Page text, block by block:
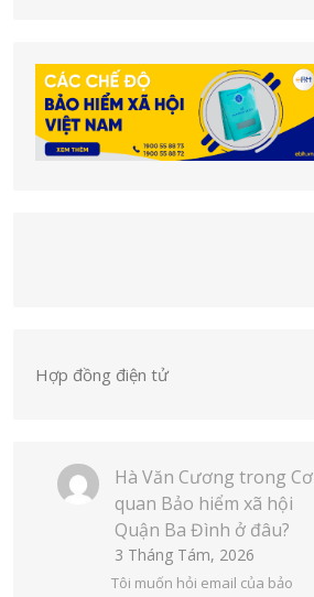
Hợp đồng điện tử
Hà Văn Cương trong Cơ
quan Bảo hiểm xã hội
Quận Ba Đình ở đâu?
3 Tháng Tám, 2026
Tôi muốn hỏi email của bảo